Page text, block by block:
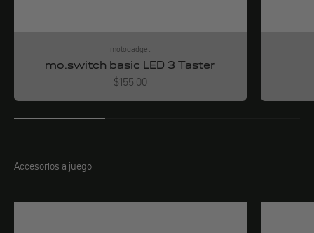
motogadget
mo.switch basic LED 3 Taster
Angebot
$155.00
Accesorios a juego